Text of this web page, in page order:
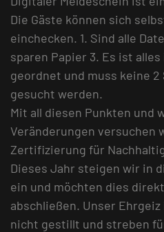
Die Gäste können sich
einchecken. 1. Sind alle
sparen Papier 3. Es ist
geordnet und muss keine
gesucht werden.
Mit all diesen Punkten und
Veränderungen versuchen
Zertifizierung für
Dieses Jahr steigen wir in
ein und möchten dies
abschließen. Unser
nicht gestillt und streben